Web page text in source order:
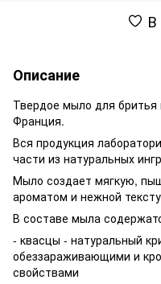
В
Описание
Твердое мыло для бритья
Франция.
Вся продукция
части из натуральных
Мыло создает мягкую,
ароматом и нежной
В составе мыла
- квасцы - натуральный
обеззараживающими и
свойствами